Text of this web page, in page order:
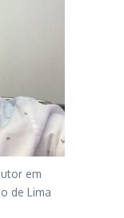
em
de Lima